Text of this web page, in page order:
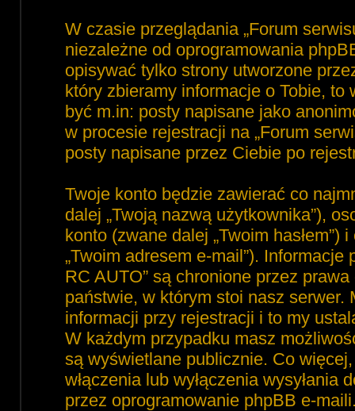
W czasie przeglądania „Forum
niezależne od oprogramowania
opisywać tylko strony utworzone
który zbieramy informacje o Tobie, to
być m.in: posty napisane jako
w procesie rejestracji na „Forum
posty napisane przez Ciebie po
Twoje konto będzie zawierać co
dalej „Twoją nazwą użytkownika”),
konto (zwane dalej „Twoim
„Twoim adresem e-mail”).
RC AUTO” są chronione przez
państwie, w którym stoi nasz
informacji przy rejestracji i to my
W każdym przypadku masz
są wyświetlane publicznie. Co
włączenia lub wyłączenia
przez oprogramowanie phpBB e-